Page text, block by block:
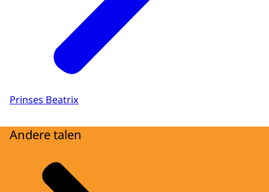
Prinses Beatrix
Andere talen